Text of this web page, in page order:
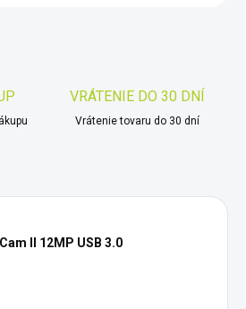
VRÁTENIE DO 30 DNÍ
Vrátenie tovaru do 30 dní
II 12MP USB 3.0